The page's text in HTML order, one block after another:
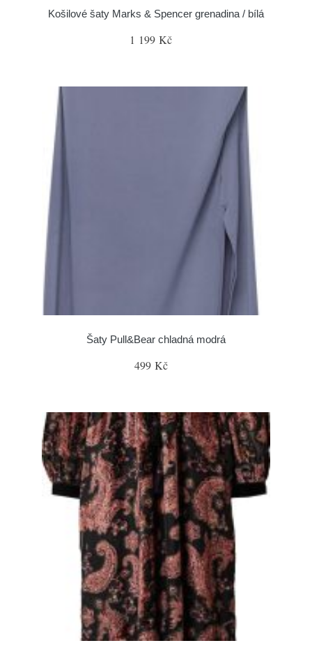
Košilové šaty Marks & Spencer grenadina / bílá
1 199 Kč
Šaty Pull&Bear chladná modrá
499 Kč